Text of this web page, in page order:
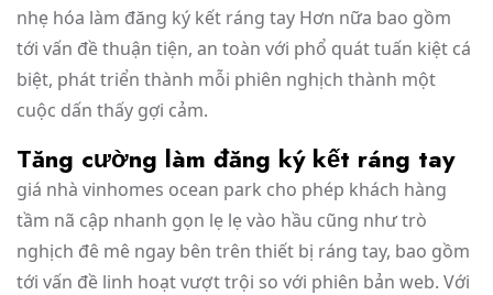
nhẹ hóa làm đăng ký kết ráng tay Hơn nữa bao gồm
tới vấn đề thuận tiện, an toàn với phổ quát tuấn kiệt cá
biệt, phát triển thành mỗi phiên nghịch thành một
cuộc dấn thấy gợi cảm.
Tăng cường làm đăng ký kết ráng tay
giá nhà vinhomes ocean park cho phép khách hàng
tầm nã cập nhanh gọn lẹ lẹ vào hầu cũng như trò
nghịch đê mê ngay bên trên thiết bị ráng tay, bao gồm
tới vấn đề linh hoạt vượt trội so với phiên bản web. Với